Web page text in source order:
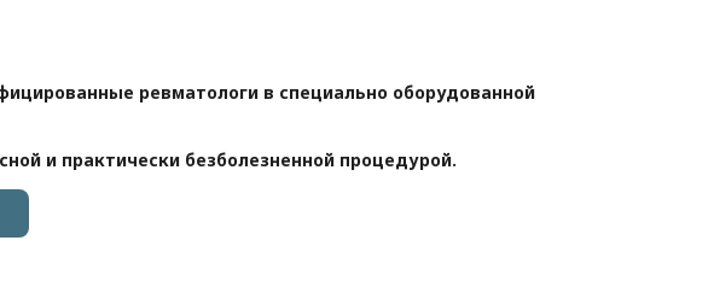
ревматологи в специально оборудованной
и практически безболезненной процедурой.